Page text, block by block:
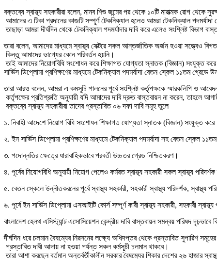
বক্তব্যে স্বাস্থ্য সহকারীরা বলেন, মানব শিশু জন্মের পর থেকে ১০টি মারাত্মক রোগ থেকে
আমাদের এ টিকা প্রদানের কাজটি সম্পূর্ণ টেকনিক্যাল হলেও আমরা টেকনিক্যাল পদমর্যাদা
তাছাড়া আমরা দীর্ঘদিন থেকে টেকনিক্যাল পদমর্যাদার দাবি করে এলেও সংশ্লিষ্ট বিভাগ
তারা বলেন, আমাদের মাধ্যমে স্বাস্থ্য সেক্টরে সকল আন্তর্জাতিক অর্জন হওয়া সত্ত্বেও
কিন্তু আমাদের ভাগ্যের কোন পরিবর্তন হয়নি।
তাই আমাদের নিয়োগবিধি সংশোধন করে শিক্ষাগত যোগ্যতা স্নাতক (বিজ্ঞান) সংযুক্ত
সার্ভিস ডিপ্লোমা প্রশিক্ষণের মাধ্যমে টেকনিক্যাল পদমর্যাদা বেতন স্কেল ১১তম
তারা আরও বলেন, আমরা এ কমসূচি পালনের পূর্বে সংশ্লিষ্ট কর্তৃপক্ষকে স্মারকলিপি ও
কর্তৃপক্ষের প্রতিশ্রুতি অনুযায়ী যদি আমাদের দাবি দ্রুত বাস্তবায়ন না করেন, তাহলে
বক্তব্যে স্বাস্থ্য সহকারীরা তাদের প্রস্তাবিত ০৬ দফা দাবি সমূহ তুলে
১. নিবাহী আদেশে নিয়োগ বিধি সংশোধন শিক্ষাগত যোগ্যতা স্নাতক (বিজ্ঞান) সংযুক্ত
২. ইন সার্ভিস ডিপ্লোমা প্রশিক্ষণের মাধ্যমে টেকনিক্যাল পদমর্যাদা সহ বেতন স্কেল
৩. পদোন্নতির ক্ষেত্রে ধারাবাহিকভাবে পরবর্তী উচ্চতর গ্রেড নিশ্চিতকরণ।
৪. পূর্বের নিয়োগবিধি অনুযায়ী নিয়োগ পেলেও কর্মরত স্বাস্থ্য সহকারী সকল স্বাস্থ্য
৫. বেতন স্কেলে উন্নীতকরনের পূর্বে স্বাস্থ্য সহকারী, সহকারী স্বাস্থ্য পরিদর্শক,
৬. পূর্বে ইন সার্ভিস ডিপ্লোমা এসআইটি কোর্স সম্পূর্ণ কারী স্বাস্থ্য সহকারী, সহকারী
বাংলাদেশ হেলথ এসিস্ট্যান্ট এসোসিয়েশন কেন্দ্রীয় দাবি বাস্তবায়ন সমন্বয় পরিষদ
দীর্ঘদিন ধরে চলমান বৈষম্যের নিরসনের লক্ষ্যে অধিদপ্তর থেকে প্রস্তাবিত সুপারিশ
প্রস্তাবিত দাবী আদায় না হওয়া পর্যন্ত সকল কর্মসূচী চলমান থাকবে।
তারা আশা করছেন বর্তমান অন্তর্বর্তীকালীন সরকার বৈষম্যের শিকার দেশের ২৬ হাজার